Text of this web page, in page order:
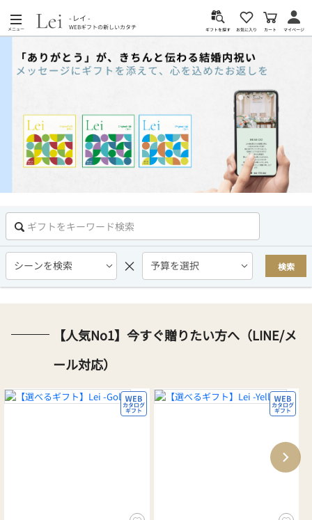
メニュー
- レイ -
WEBギフトの新しいカタチ ギフトを探す お気に入り カート マイページ
× 検索
【人気No1】今すぐ贈りたい方へ（LINE/メ
ール対応）